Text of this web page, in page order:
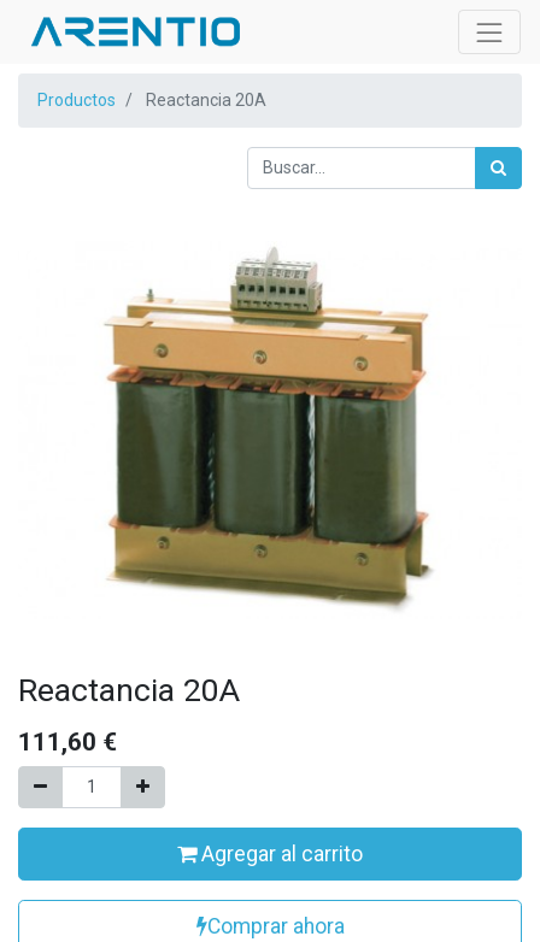
Productos Reactancia 20A
Reactancia 20A
111,60 €
Agregar al carrito
Comprar ahora